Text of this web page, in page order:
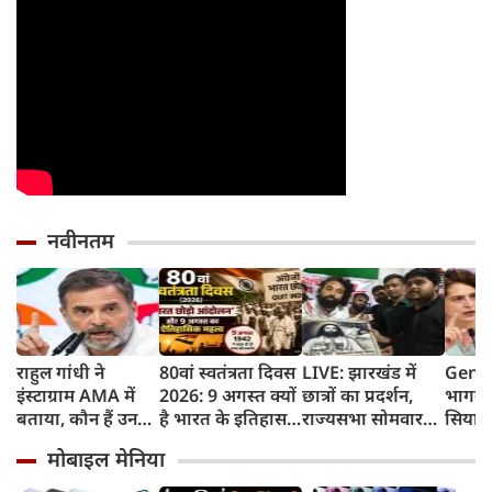
नवीनतम
राहुल गांधी ने
इंस्टाग्राम AMA में
बताया, कौन हैं उनका
80वां स्वतंत्रता दिवस
2026: 9 अगस्त क्यों
है भारत के इतिहास
जानिए भारत छोड़ो
LIVE: झारखंड में
छात्रों का प्रदर्शन,
राज्यसभा सोमवार
Gen
छात्रों
मोबाइल मेनिया